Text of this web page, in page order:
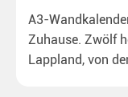
A3-
Zuhause. Zwölf
Lappland, von